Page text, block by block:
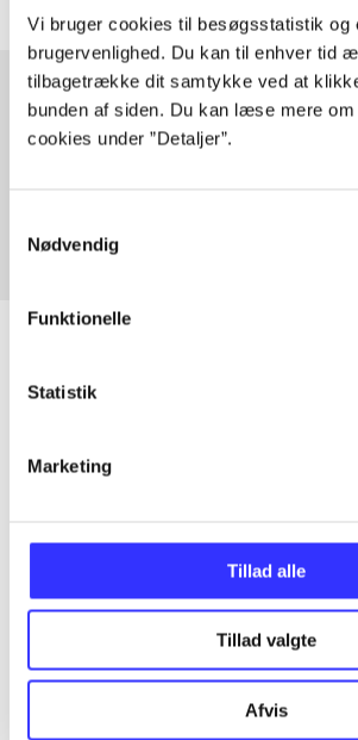
Vi bruger cookies til besøgsstatistik og
brugervenlighed. Du kan til enhver tid
tilbagetrække dit samtykke ved at
bunden af siden. Du kan læse mere
cookies under ”Detaljer”.
Nødvendig
Funktionelle
Statistik
Marketing
Tillad alle
Tillad valgte
Afvis
Artikler med samme emner
...
...